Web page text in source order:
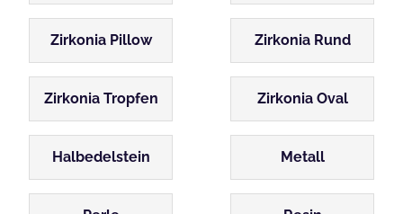
Zirkonia Pillow Zirkonia Rund
Zirkonia Tropfen Zirkonia Oval
Halbedelstein Metall